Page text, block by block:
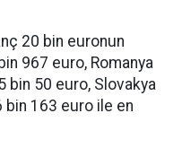
20 bin euronun
967 euro, Romanya
bin 50 euro, Slovakya
bin 163 euro ile en